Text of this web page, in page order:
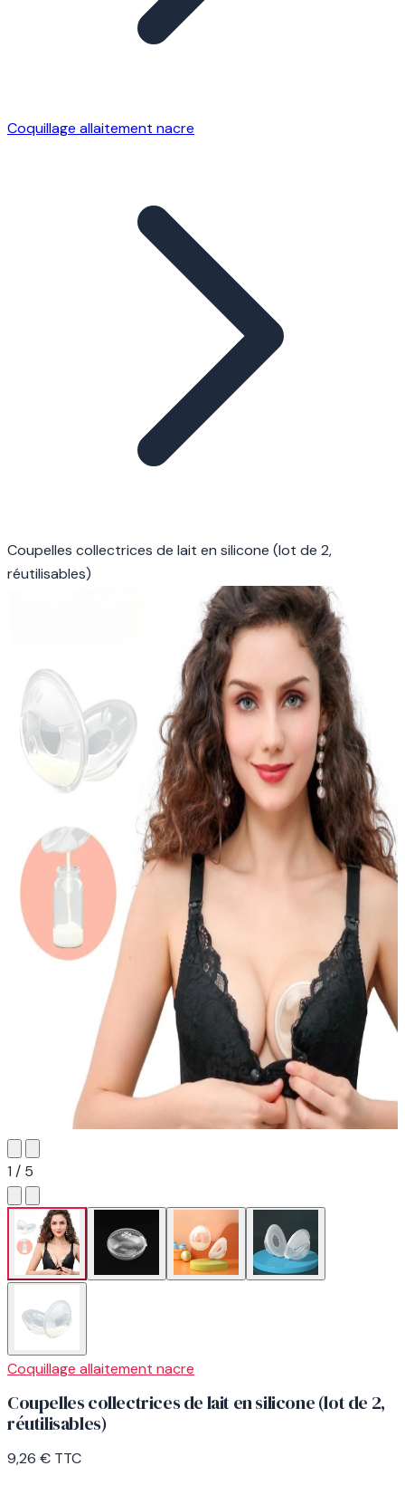
Coquillage allaitement nacre
Coupelles collectrices de lait en silicone (lot de 2,
réutilisables)
1 / 5
Coquillage allaitement nacre
Coupelles collectrices de lait en silicone (lot de 2,
réutilisables)
9,26 € TTC